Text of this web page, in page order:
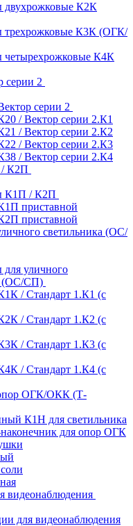
К2К
трехрожковые К3К (ОГК/
К4К
серии 2
серии 2
/ Вектор серии 2.К1
/ Вектор серии 2.К2
/ Вектор серии 2.К3
/ Вектор серии 2.К4
К2П
К1П / К2П
приставной
приставной
светильника (ОС/
уличного
(ОС/СП)
/ Стандарт 1.К1 (с
/ Стандарт 1.К2 (с
/ Стандарт 1.К3 (с
/ Стандарт 1.К4 (с
ОГК/ОКК (Т-
К1Н для светильника
для опор ОГК
видеонаблюдения
для видеонаблюдения